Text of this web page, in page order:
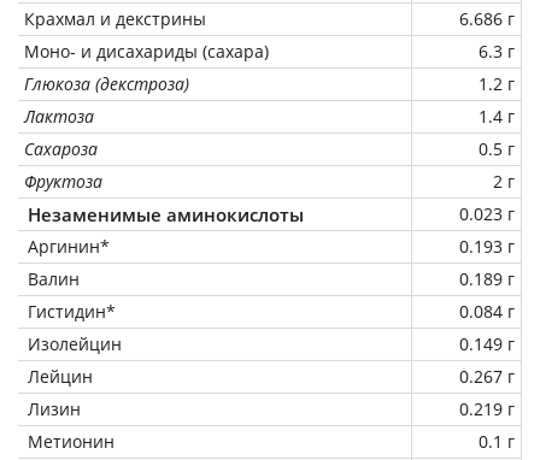
Крахмал и декстрины
6.686 г
Моно- и дисахариды (сахара)
6.3 г
Глюкоза (декстроза)
1.2 г
Лактоза
1.4 г
Сахароза
0.5 г
Фруктоза
2 г
Незаменимые аминокислоты
0.023 г
Аргинин*
0.193 г
Валин
0.189 г
Гистидин*
0.084 г
Изолейцин
0.149 г
Лейцин
0.267 г
Лизин
0.219 г
Метионин
0.1 г